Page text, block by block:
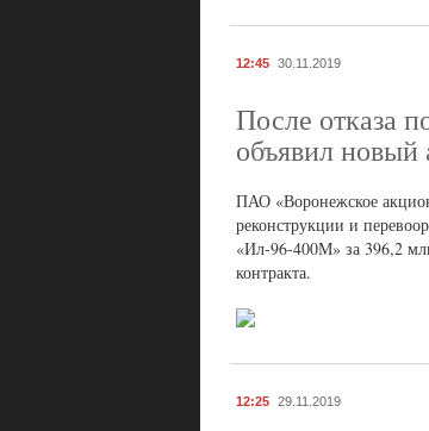
12:45 30.11.2019
После отказа
объявил новый
ПАО «Воронежское
реконструкции и
«Ил-96-400М» за 396,2
контракта.
12:25 29.11.2019